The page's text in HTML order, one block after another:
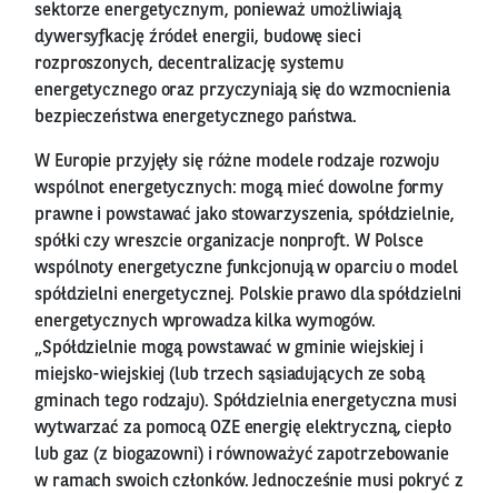
sektorze energetycznym, ponieważ umożliwiają
dywersyfkację źródeł energii, budowę sieci
rozproszonych, decentralizację systemu
energetycznego oraz przyczyniają się do wzmocnienia
bezpieczeństwa energetycznego państwa.
W Europie przyjęły się różne modele rodzaje rozwoju
wspólnot energetycznych: mogą mieć dowolne formy
prawne i powstawać jako stowarzyszenia, spółdzielnie,
spółki czy wreszcie organizacje nonproft. W Polsce
wspólnoty energetyczne funkcjonują w oparciu o model
spółdzielni energetycznej. Polskie prawo dla spółdzielni
energetycznych wprowadza kilka wymogów.
„Spółdzielnie mogą powstawać w gminie wiejskiej i
miejsko-wiejskiej (lub trzech sąsiadujących ze sobą
gminach tego rodzaju). Spółdzielnia energetyczna musi
wytwarzać za pomocą OZE energię elektryczną, ciepło
lub gaz (z biogazowni) i równoważyć zapotrzebowanie
w ramach swoich członków. Jednocześnie musi pokryć z